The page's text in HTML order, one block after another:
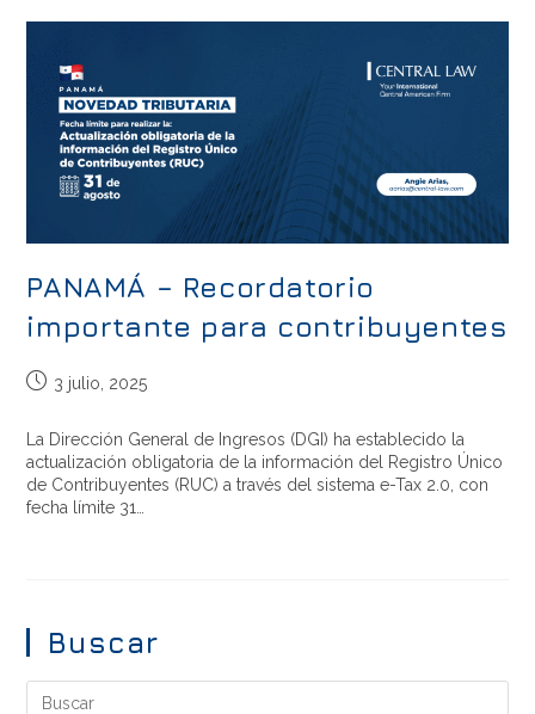
PANAMÁ – Recordatorio
importante para contribuyentes
3 julio, 2025
La Dirección General de Ingresos (DGI) ha establecido la
actualización obligatoria de la información del Registro Único
de Contribuyentes (RUC) a través del sistema e-Tax 2.0, con
fecha límite 31…
Buscar